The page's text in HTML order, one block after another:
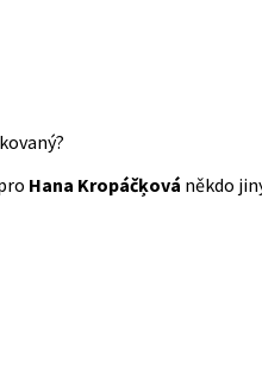
Hana Kropáčķová někdo